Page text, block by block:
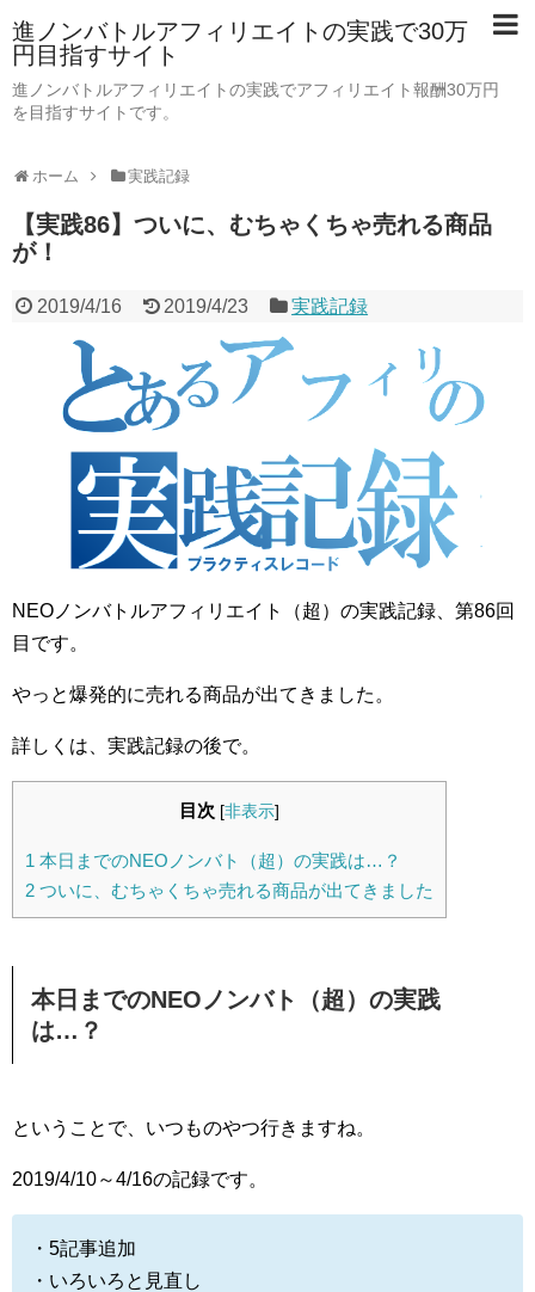
進ノンバトルアフィリエイトの実践で30万
円目指すサイト
進ノンバトルアフィリエイトの実践でアフィリエイト報酬30万円
を目指すサイトです。
ホーム 実践記録
【実践86】ついに、むちゃくちゃ売れる商品
が！
2019/4/16 2019/4/23 実践記録
NEOノンバトルアフィリエイト（超）の実践記録、第86回
目です。
やっと爆発的に売れる商品が出てきました。
詳しくは、実践記録の後で。
目次 [非表示]
1 本日までのNEOノンバト（超）の実践は…？
2 ついに、むちゃくちゃ売れる商品が出てきました
本日までのNEOノンバト（超）の実践
は…？
ということで、いつものやつ行きますね。
2019/4/10～4/16の記録です。
・5記事追加
・いろいろと見直し